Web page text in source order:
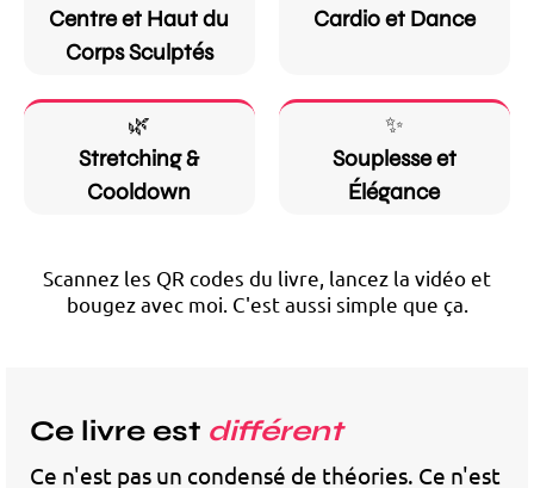
Centre et Haut du
Corps Sculptés
🌿
Stretching &
Cooldown
Cardio et Dance
✨
Souplesse et
Élégance
Scannez les QR codes du livre, lancez la vidéo et
bougez avec moi. C'est aussi simple que ça.
Ce livre est différent
Ce n'est pas un condensé de théories. Ce n'est